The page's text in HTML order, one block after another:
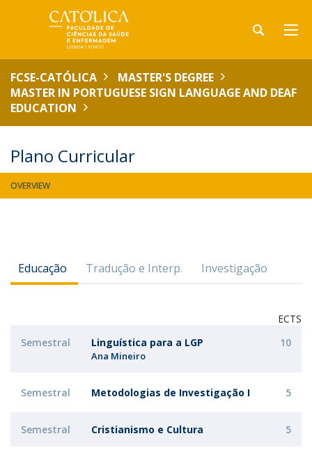
FCSE-CATÓLICA
MASTER'S DEGREE
MASTER IN PORTUGUESE SIGN LANGUAGE AND DEAF
EDUCATION
Plano Curricular
OVERVIEW
Educação Tradução e Interp. Investigação
ECTS
Semestral
Linguística para a LGP
Ana Mineiro
10
Semestral Metodologias de Investigação I 5
Semestral Cristianismo e Cultura 5